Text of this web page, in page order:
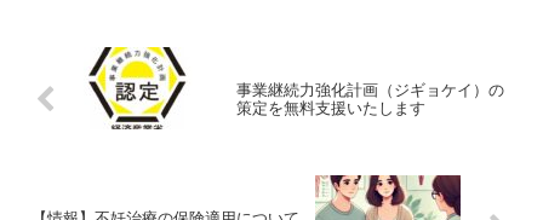
事業継続力強化計画（ジギョケイ）の
策定を無料支援いたします